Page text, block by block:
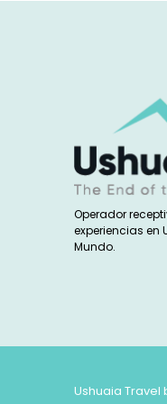
Operador
experiencias en
Mundo.
Ushuaia Travel